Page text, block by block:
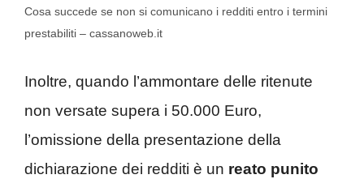
Cosa succede se non si comunicano i redditi entro i termini
prestabiliti – cassanoweb.it
Inoltre, quando l’ammontare delle ritenute
non versate supera i 50.000 Euro,
l’omissione della presentazione della
dichiarazione dei redditi è un reato punito